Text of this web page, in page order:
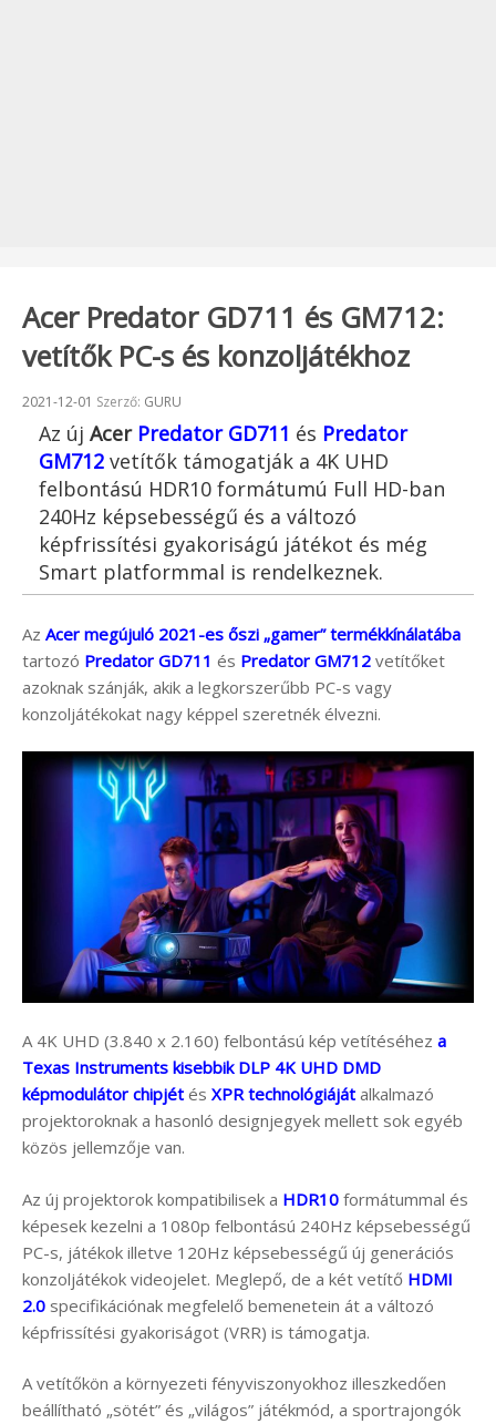
Acer Predator GD711 és GM712:
vetítők PC-s és konzoljátékhoz
Beküldve:
2021-12-01 Szerző: GURU
Az új Acer Predator GD711 és Predator
GM712 vetítők támogatják a 4K UHD
felbontású HDR10 formátumú Full HD-ban
240Hz képsebességű és a változó
képfrissítési gyakoriságú játékot és még
Smart platformmal is rendelkeznek.
Az Acer megújuló 2021-es őszi „gamer” termékkínálatába
tartozó Predator GD711 és Predator GM712 vetítőket
azoknak szánják, akik a legkorszerűbb PC-s vagy
konzoljátékokat nagy képpel szeretnék élvezni.
A 4K UHD (3.840 x 2.160) felbontású kép vetítéséhez a
Texas Instruments kisebbik DLP 4K UHD DMD
képmodulátor chipjét és XPR technológiáját alkalmazó
projektoroknak a hasonló designjegyek mellett sok egyéb
közös jellemzője van.
Az új projektorok kompatibilisek a HDR10 formátummal és
képesek kezelni a 1080p felbontású 240Hz képsebességű
PC-s, játékok illetve 120Hz képsebességű új generációs
konzoljátékok videojelet. Meglepő, de a két vetítő HDMI
2.0 specifikációnak megfelelő bemenetein át a változó
képfrissítési gyakoriságot (VRR) is támogatja.
A vetítőkön a környezeti fényviszonyokhoz illeszkedően
beállítható „sötét” és „világos” játékmód, a sportrajongók